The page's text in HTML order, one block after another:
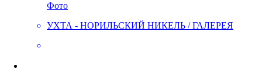
Фото
УХТА - НОРИЛЬСКИЙ НИКЕЛЬ / ГАЛЕРЕЯ